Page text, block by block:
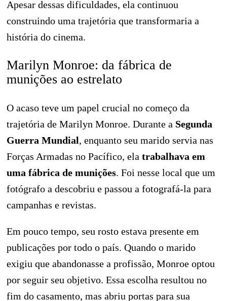
Apesar dessas dificuldades, ela continuou
construindo uma trajetória que transformaria a
história do cinema.
Marilyn Monroe: da fábrica de
munições ao estrelato
O acaso teve um papel crucial no começo da
trajetória de Marilyn Monroe. Durante a Segunda
Guerra Mundial, enquanto seu marido servia nas
Forças Armadas no Pacífico, ela trabalhava em
uma fábrica de munições. Foi nesse local que um
fotógrafo a descobriu e passou a fotografá-la para
campanhas e revistas.
Em pouco tempo, seu rosto estava presente em
publicações por todo o país. Quando o marido
exigiu que abandonasse a profissão, Monroe optou
por seguir seu objetivo. Essa escolha resultou no
fim do casamento, mas abriu portas para sua